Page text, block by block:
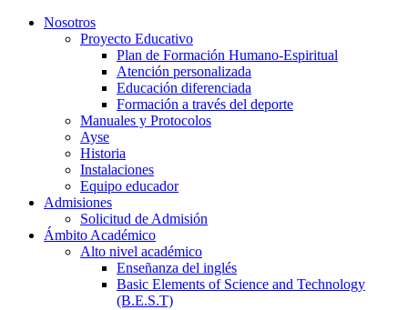
Nosotros
Proyecto Educativo
Plan de Formación Humano-Espiritual
Atención personalizada
Educación diferenciada
Formación a través del deporte
Manuales y Protocolos
Ayse
Historia
Instalaciones
Equipo educador
Admisiones
Solicitud de Admisión
Ámbito Académico
Alto nivel académico
Enseñanza del inglés
Basic Elements of Science and Technology
(B.E.S.T)